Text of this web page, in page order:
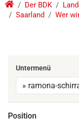
Der BDK
Saarland
Wer
Untermenü
Position